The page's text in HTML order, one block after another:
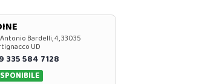
Bardelli, 4, 33035
UD
335 584 7128